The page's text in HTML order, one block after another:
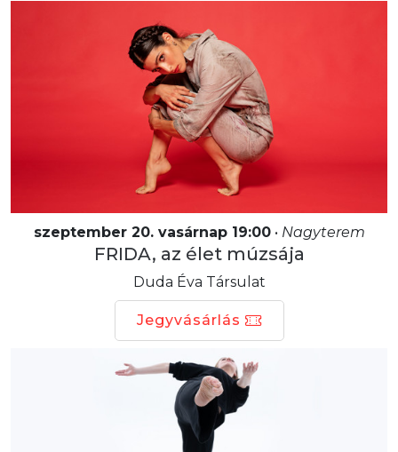
szeptember 20. vasárnap 19:00• Nagyterem
FRIDA, az élet múzsája
Duda Éva Társulat
Jegyvásárlás